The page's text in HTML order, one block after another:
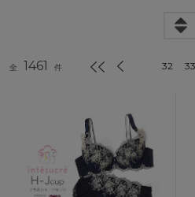
全 1461 件 32 33